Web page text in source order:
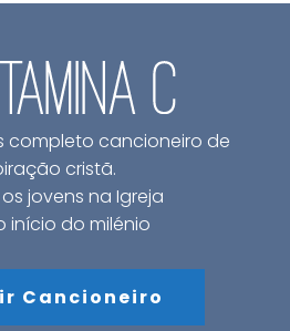
completo cancioneiro de
cristã.
jovens na Igreja
início do milénio
Cancioneiro